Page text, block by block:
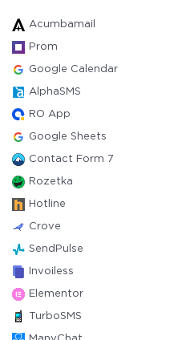
Acumbamail
Prom
Google Calendar
AlphaSMS
RO App
Google Sheets
Contact Form 7
Rozetka
Hotline
Crove
SendPulse
Invoiless
Elementor
TurboSMS